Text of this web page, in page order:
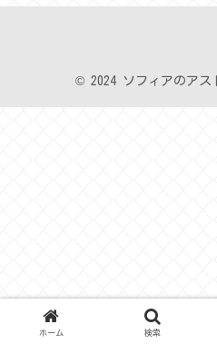
© 2024 ソフィアのアス
ホーム 検索